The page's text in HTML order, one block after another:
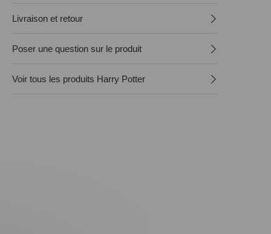
Livraison et retour
Poser une question sur le produit
Voir tous les produits Harry Potter